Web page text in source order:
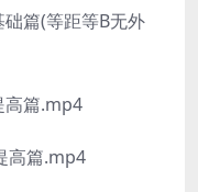
篇(等距等B无外
高篇.mp4
高篇.mp4